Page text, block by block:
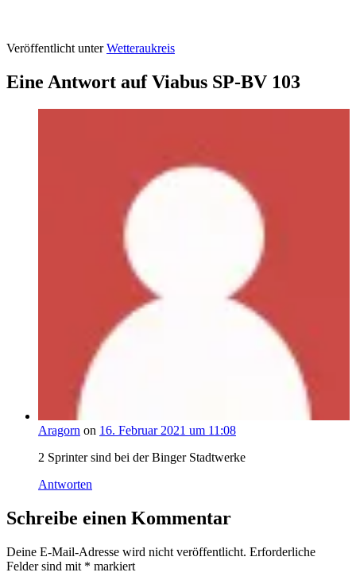
Veröffentlicht unter Wetteraukreis
Eine Antwort auf Viabus SP-BV 103
Aragorn on 16. Februar 2021 um 11:08
2 Sprinter sind bei der Binger Stadtwerke
Antworten
Schreibe einen Kommentar
Deine E-Mail-Adresse wird nicht veröffentlicht. Erforderliche
Felder sind mit * markiert